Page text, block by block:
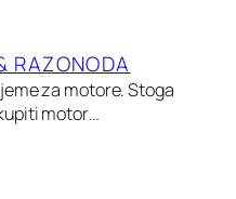
RAZONODA
za motore. Stoga
motor…